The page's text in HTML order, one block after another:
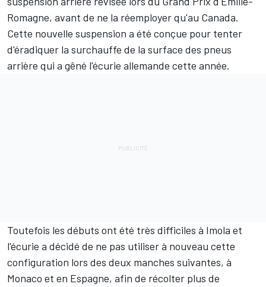
Romagne, avant de ne la réemployer qu'au Canada.
Cette nouvelle suspension a été conçue pour tenter
d'éradiquer la surchauffe de la surface des pneus
arrière qui a gêné l'écurie allemande cette année.
Toutefois les débuts ont été très difficiles à Imola et
l'écurie a décidé de ne pas utiliser à nouveau cette
configuration lors des deux manches suivantes, à
Monaco et en Espagne, afin de récolter plus de